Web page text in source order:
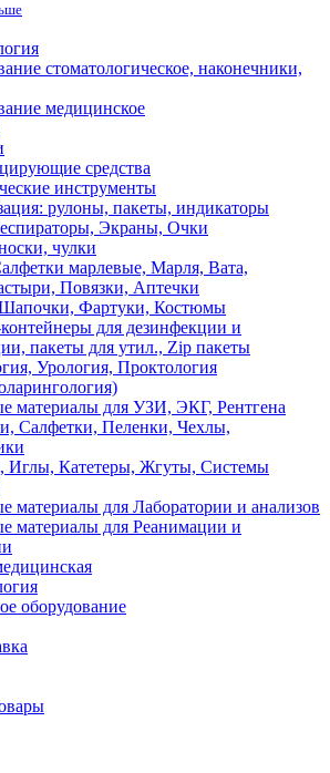
стоматологическое, наконечники,
медицинское
средства
инструменты
рулоны, пакеты, индикаторы
Экраны, Очки
чулки
марлевые, Марля, Вата,
Повязки, Аптечки
Фартуки, Костюмы
для дезинфекции и
пакеты для утил., Zip пакеты
Урология, Проктология
материалы для УЗИ, ЭКГ, Рентгена
Салфетки, Пеленки, Чехлы,
Катетеры, Жгуты, Системы
материалы для Лаборатории и анализов
материалы для Реанимации и
оборудование